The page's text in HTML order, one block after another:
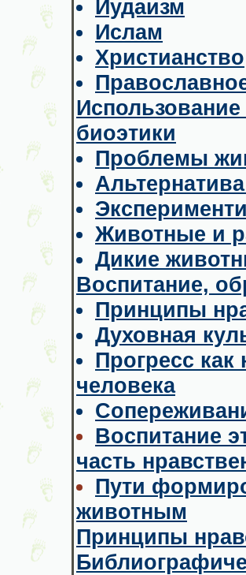
Иудаизм
Ислам
Христианство
биоэтики
Проблемы
Животные и
Дикие
Воспитание,
Принципы
Духовная
Прогресс
человека
Воспитание
часть
Пути
животным
Принципы